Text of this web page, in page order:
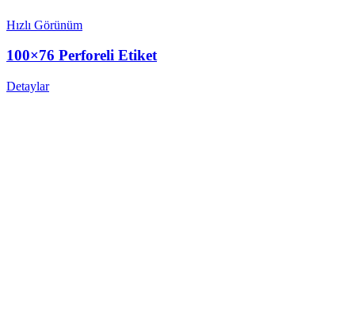
Hızlı Görünüm
100×76 Perforeli Etiket
Detaylar